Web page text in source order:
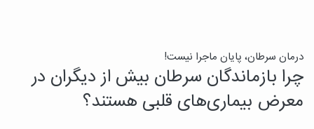
درمان سرطان، پایان ماجرا نیست!
چرا بازماندگان سرطان بیش از دیگران در
معرض بیماری‌های قلبی هستند؟